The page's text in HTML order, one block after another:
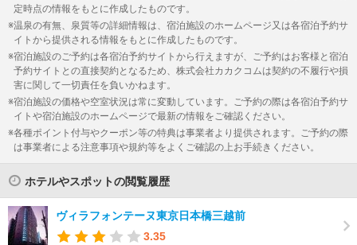
定時点の情報をもとに作成したものです。
温泉の有無、泉質等の詳細情報は、宿泊施設のホームページ又は各宿泊予約サ
イトから提供される情報をもとに作成したものです。
宿泊施設のご予約は各宿泊予約サイトから行えますが、ご予約はお客様と宿泊
予約サイトとの直接契約となるため、株式会社カカクコムは契約の不履行や損
害に関して一切責任を負いかねます。
宿泊施設の価格や空室状況は常に変動しています。ご予約の際は各宿泊予約サ
イトや宿泊施設のホームページで最新の情報をご確認ください。
各種ポイント付与やクーポン等の特典は事業者より提供されます。ご予約の際
は事業者による注意事項や規約等をよくご確認の上お手続きください。
ホテルやスポットの閲覧履歴
ヴィラフォンテーヌ東京日本橋三越前
3.35